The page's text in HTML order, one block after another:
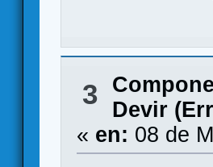
3
Devir
« en: 08 de